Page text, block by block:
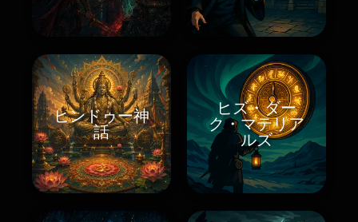
ヒンドゥー神
話
ヒズ・ダー
ク・マテリア
ルズ